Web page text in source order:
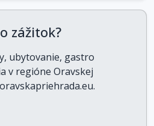
zážitok?
ubytovanie, gastro
v regióne Oravskej